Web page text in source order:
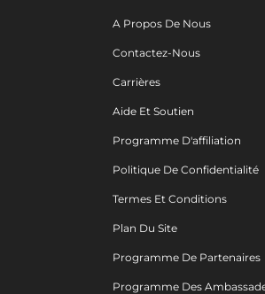
A Propos De Nous
Contactez-Nous
Carrières
Aide Et Soutien
Programme D'affiliation
Politique De Confidentialité
Termes Et Conditions
Plan Du Site
Programme De Partenaires
Programme Des